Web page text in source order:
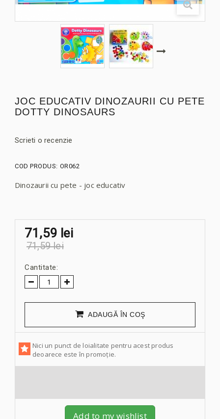
JOC EDUCATIV DINOZAURII CU PETE
DOTTY DINOSAURS
Scrieti o recenzie
COD PRODUS: OR062
Dinozaurii cu pete - joc educativ
71,59 lei
71,59 lei
Cantitate:
ADAUGĂ ÎN COŞ
Nici un punct de loialitate pentru acest produs
deoarece este în promoție.
Add to my wishlist